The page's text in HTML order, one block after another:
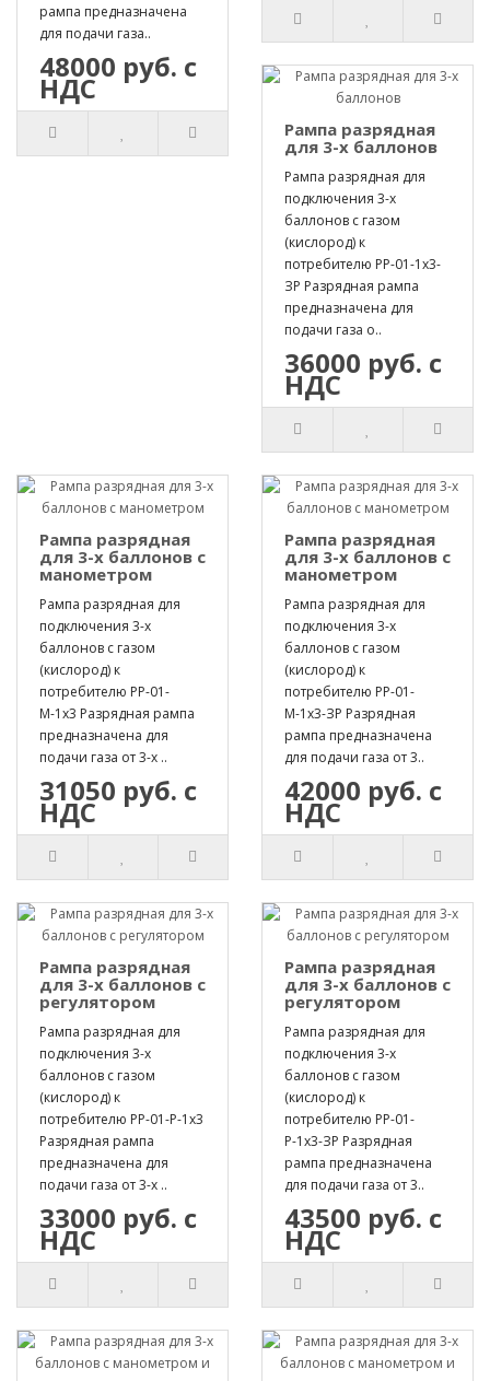
рампа предназначена
для подачи газа..
48000 руб. с
НДС
Рампа разрядная
для 3-х баллонов
Рампа разрядная для
подключения 3-х
баллонов с газом
(кислород) к
потребителю РР-01-1х3-
ЗР Разрядная рампа
предназначена для
подачи газа о..
36000 руб. с
НДС
Рампа разрядная
для 3-х баллонов с
манометром
Рампа разрядная для
подключения 3-х
баллонов с газом
(кислород) к
потребителю РР-01-
М-1х3 Разрядная рампа
предназначена для
подачи газа от 3-х ..
31050 руб. с
НДС
Рампа разрядная
для 3-х баллонов с
манометром
Рампа разрядная для
подключения 3-х
баллонов с газом
(кислород) к
потребителю РР-01-
М-1х3-ЗР Разрядная
рампа предназначена
для подачи газа от 3..
42000 руб. с
НДС
Рампа разрядная
для 3-х баллонов с
регулятором
Рампа разрядная для
подключения 3-х
баллонов с газом
(кислород) к
потребителю РР-01-Р-1х3
Разрядная рампа
предназначена для
подачи газа от 3-х ..
33000 руб. с
НДС
Рампа разрядная
для 3-х баллонов с
регулятором
Рампа разрядная для
подключения 3-х
баллонов с газом
(кислород) к
потребителю РР-01-
Р-1х3-ЗР Разрядная
рампа предназначена
для подачи газа от 3..
43500 руб. с
НДС